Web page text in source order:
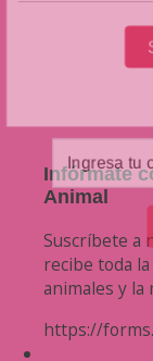
Infórmate
Animal
Suscríbete a
recibe toda
animales y la
https://